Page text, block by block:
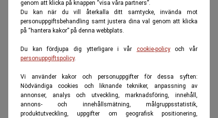
genom att klicka på knappen “visa våra partners”.
Du kan när du vill återkalla ditt samtycke, invända mot
personuppgiftsbehandling samt justera dina val genom att klicka
på “hantera kakor” på denna webbplats.
Du kan fördjupa dig ytterligare i vår cookie-policyoch vår
personuppgiftspolicy.
Vi använder kakor och personuppgifter för dessa syften:
Nödvändiga cookies och liknande tekniker, anpassning av
annonser, analys och utveckling, marknadsföring, innehåll,
annons- och innehållsmätning, målgruppsstatistik,
produktutveckling, uppgifter om geografisk positionering,